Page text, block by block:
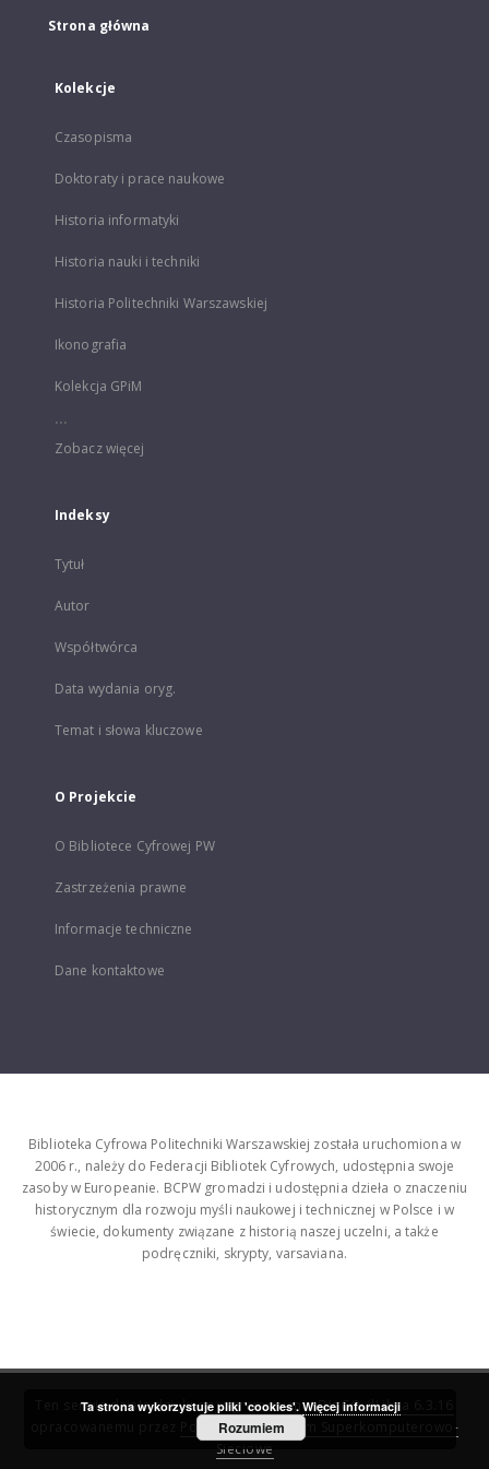
Strona główna
Kolekcje
Czasopisma
Doktoraty i prace naukowe
Historia informatyki
Historia nauki i techniki
Historia Politechniki Warszawskiej
Ikonografia
Kolekcja GPiM
...
Zobacz więcej
Indeksy
Tytuł
Autor
Współtwórca
Data wydania oryg.
Temat i słowa kluczowe
O Projekcie
O Bibliotece Cyfrowej PW
Zastrzeżenia prawne
Informacje techniczne
Dane kontaktowe
Biblioteka Cyfrowa Politechniki Warszawskiej została uruchomiona w
2006 r., należy do Federacji Bibliotek Cyfrowych, udostępnia swoje
zasoby w Europeanie. BCPW gromadzi i udostępnia dzieła o znaczeniu
historycznym dla rozwoju myśli naukowej i technicznej w Polsce i w
świecie, dokumenty związane z historią naszej uczelni, a także
podręczniki, skrypty, varsaviana.
Ten serwis działa dzięki oprogramowaniuDInGO dLibra 6.3.16
Poznańskie Centrum Superkomputerowo-
Sieciowe
Ta strona wykorzystuje pliki 'cookies'. Więcej informacji
Rozumiem